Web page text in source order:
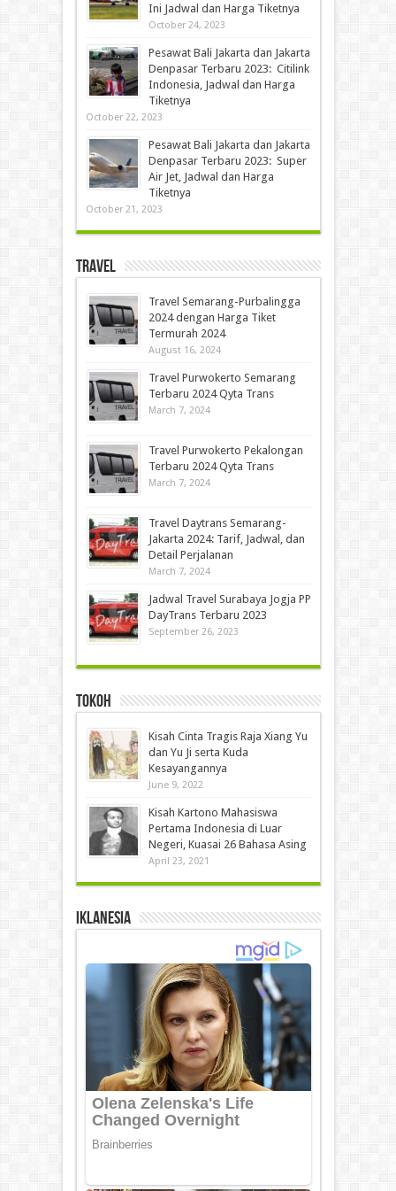
Ini Jadwal dan Harga Tiketnya
October 24, 2023
Pesawat Bali Jakarta dan Jakarta
Denpasar Terbaru 2023: Citilink
Indonesia, Jadwal dan Harga
Tiketnya
October 22, 2023
Pesawat Bali Jakarta dan Jakarta
Denpasar Terbaru 2023: Super
Air Jet, Jadwal dan Harga
Tiketnya
October 21, 2023
Travel
Travel Semarang-Purbalingga
2024 dengan Harga Tiket
Termurah 2024
August 16, 2024
Travel Purwokerto Semarang
Terbaru 2024 Qyta Trans
March 7, 2024
Travel Purwokerto Pekalongan
Terbaru 2024 Qyta Trans
March 7, 2024
Travel Daytrans Semarang-
Jakarta 2024: Tarif, Jadwal, dan
Detail Perjalanan
March 7, 2024
Jadwal Travel Surabaya Jogja PP
DayTrans Terbaru 2023
September 26, 2023
Tokoh
Kisah Cinta Tragis Raja Xiang Yu
dan Yu Ji serta Kuda
Kesayangannya
June 9, 2022
Kisah Kartono Mahasiswa
Pertama Indonesia di Luar
Negeri, Kuasai 26 Bahasa Asing
April 23, 2021
IKLANESIA